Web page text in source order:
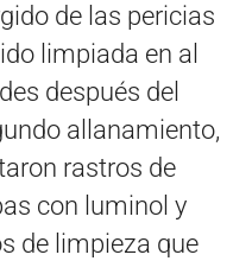
de las pericias
limpiada en al
después del
allanamiento,
rastros de
con luminol y
de limpieza que